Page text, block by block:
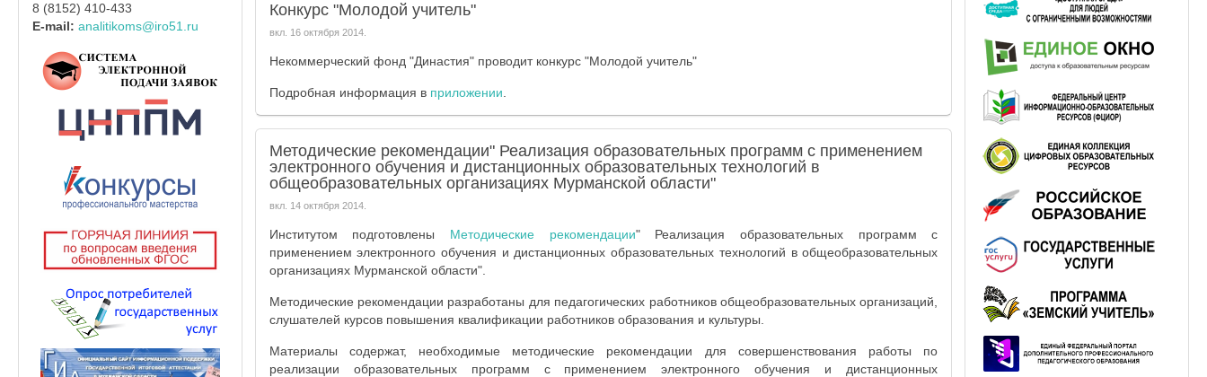
Конкурс "Молодой учитель"
вкл. 16 октября 2014.
Некоммерческий фонд "Династия" проводит конкурс "Молодой учитель"
Подробная информация в приложении
Методические рекомендации" Реализация образовательных программ с применением
электронного обучения и дистанционных образовательных технологий в
общеобразовательных организациях Мурманской области"
вкл. 14 октября 2014.
Институтом подготовлены Методические рекомендации" Реализация образовательных программ с
применением электронного обучения и дистанционных образовательных технологий в общеобразовательных
организациях Мурманской области".
Методические рекомендации разработаны для педагогических работников общеобразовательных организаций,
слушателей курсов повышения квалификации работников образования и культуры.
Материалы содержат, необходимые методические рекомендации для совершенствования работы по
реализации образовательных программ с применением электронного обучения и дистанционных
8 (8152) 410-433
E-mail: analitikoms@iro51.ru